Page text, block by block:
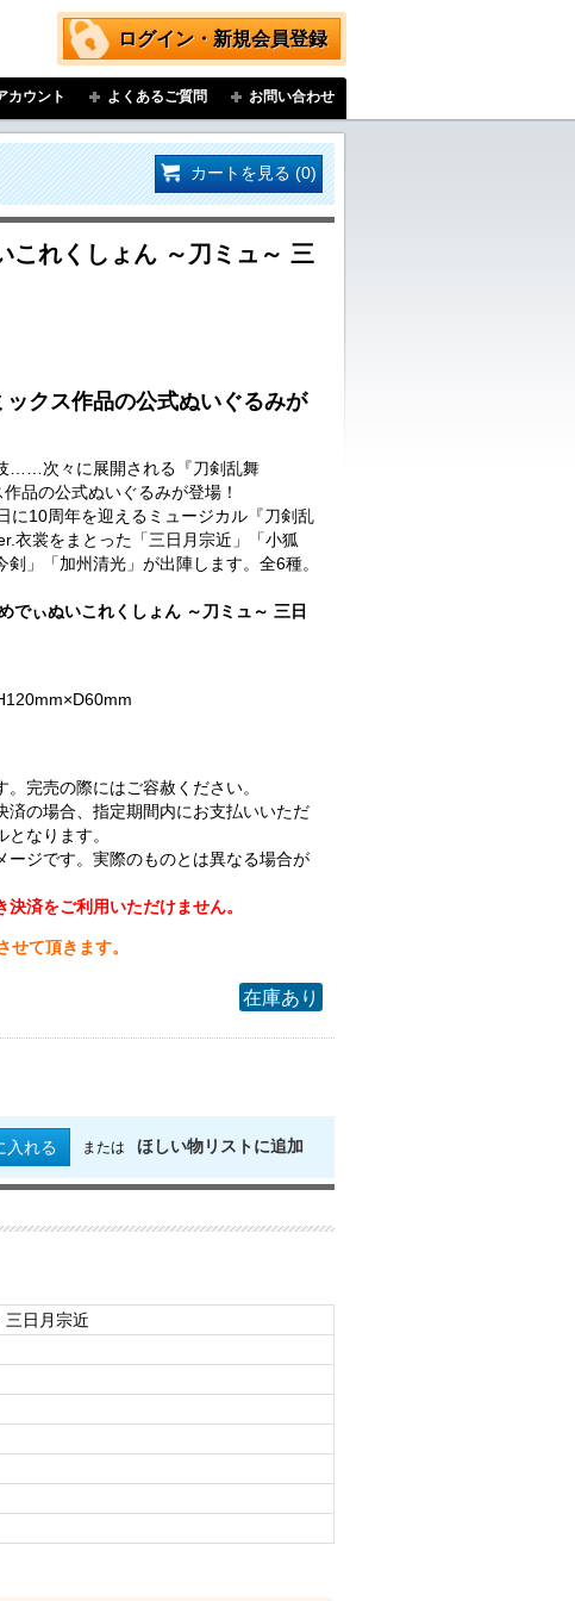
ログイン・新規会員登録
カウント よくあるご質問 お問い合わせ
カートを見る (0)
これくしょん ～刀ミュ～ 三
クス作品の公式ぬいぐるみが
……次々に展開される『刀剣乱舞
品の公式ぬいぐるみが登場！
に10周年を迎えるミュージカル『刀剣乱
衣裳をまとった「三日月宗近」「小狐
」「加州清光」が出陣します。全6種。
でぃぬいこれくしょん ～刀ミュ～ 三日
。完売の際にはご容赦ください。
済の場合、指定期間内にお支払いいただ
なります。
ージです。実際のものとは異なる場合が
決済をご利用いただけません。
せて頂きます。
在庫あり
入れる または ほしい物リストに追加
三日月宗近